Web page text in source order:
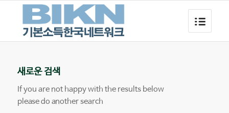
새로운 검색
If you are not happy with the results below
please do another search